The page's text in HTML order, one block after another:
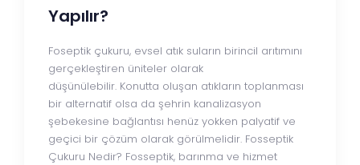
Yapılır?
Foseptik çukuru, evsel atık suların birincil arıtımını
gerçekleştiren üniteler olarak
düşünülebilir. Konutta oluşan atıkların toplanması
bir alternatif olsa da şehrin kanalizasyon
şebekesine bağlantısı henüz yokken palyatif ve
geçici bir çözüm olarak görülmelidir. Fosseptik
Çukuru Nedir? Fosseptik, barınma ve hizmet